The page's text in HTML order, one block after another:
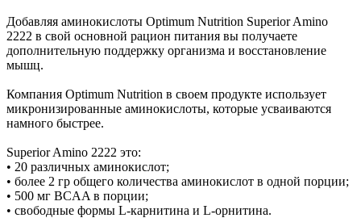
Добавляя аминокислоты Optimum Nutrition Superior Amino
2222 в свой основной рацион питания вы получаете
дополнительную поддержку организма и восстановление
мышц.
Компания Optimum Nutrition в своем продукте использует
микронизированные аминокислоты, которые усваиваются
намного быстрее.
Superior Amino 2222 это:
• 20 различных аминокислот;
• более 2 гр общего количества аминокислот в одной порции;
• 500 мг BCAA в порции;
• свободные формы L-карнитина и L-орнитина.